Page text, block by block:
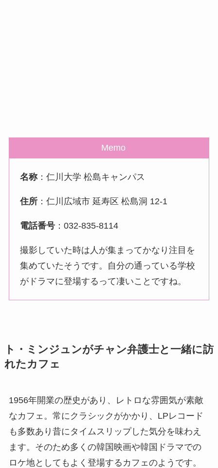
Memo
名称 ：仁川大学 松島キャンパス
住所 ：仁川広域市 延寿区 松島洞 12-1
電話番号 ：032-835-8114
撮影していた時は人が集まってかなり注目を
集めていたそうです。自分の通っている学校
がドラマに登場するって凄いことですね。
ト・ミンジュンがチャン弁護士と一緒に訪
れたカフェ
1956年開業の歴史があり、レトロな雰囲気が素敵
なカフェ。常にクラシックがかかり、LPレコード
も多数あり昔にタイムスリップした気分を味わえ
ます。そのため多くの韓国映画や韓国ドラマでの
ロケ地としてもよく登場するカフェのようです。